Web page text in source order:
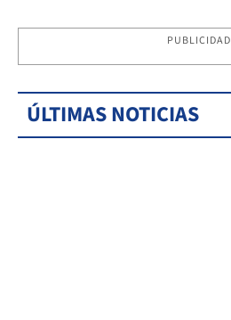
PUBLICIDAD
ÚLTIMAS NOTICIAS